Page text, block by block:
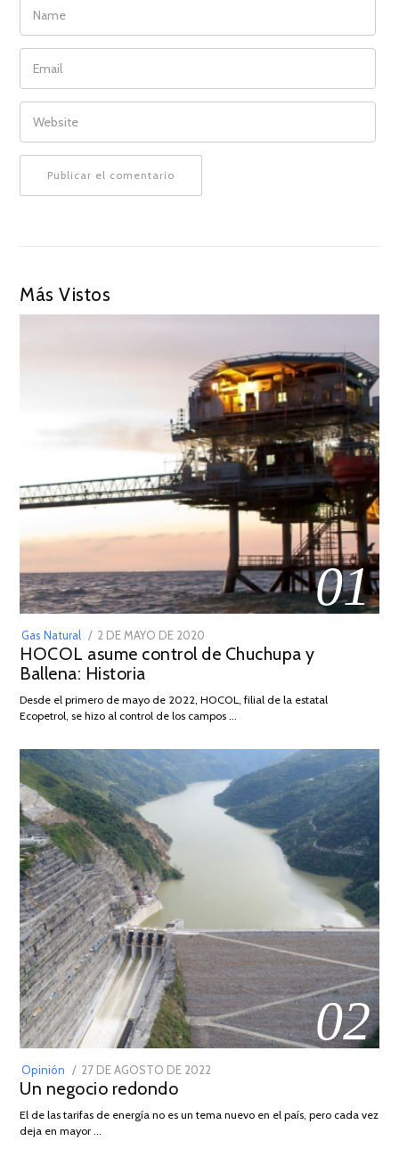
EMAIL
WEBSITE
Más Vistos
01
Gas Natural
POSTED
ON
2 DE MAYO DE 2020
DE
2026
HOCOL asume control de Chuchupa y
Ballena: Historia
Desde el primero de mayo de 2022, HOCOL, filial de la estatal
Ecopetrol, se hizo al control de los campos …
02
Opinión
POSTED
ON
27 DE AGOSTO DE 2022
DE
Un negocio redondo
El de las tarifas de energía no es un tema nuevo en el país, pero cada vez
deja en mayor …